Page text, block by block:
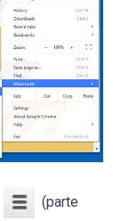
(parte